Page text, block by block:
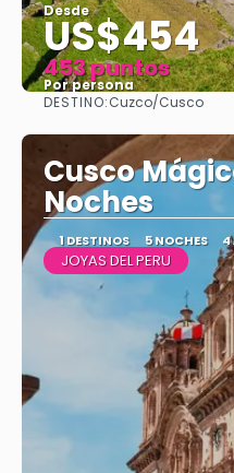
Desde
US$454
453 puntos
Por persona
DESTINO:Cuzco/Cusco
Cusco
Noches
1 DESTINOS 5 NOCHES 4
JOYAS DEL PERU